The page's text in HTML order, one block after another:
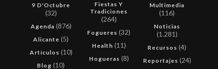
9 D'Octubre
(32)
Agenda (876)
Alicante (5)
Artículos (10)
Blog (10)
Fiestas Y
Tradiciones
(264)
Fogueres (32)
Health (11)
Hogueras (8)
Multimedia
(116)
Noticias
(1.281)
Recursos (4)
Reportajes (24)